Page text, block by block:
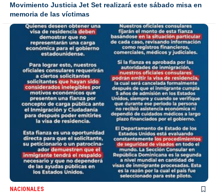
Movimiento Justicia Jet Set realizará este sábado misa en
memoria de las víctimas
NACIONALES